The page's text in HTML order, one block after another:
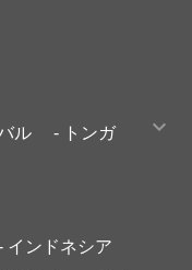
ル
- トンガ
インドネシア